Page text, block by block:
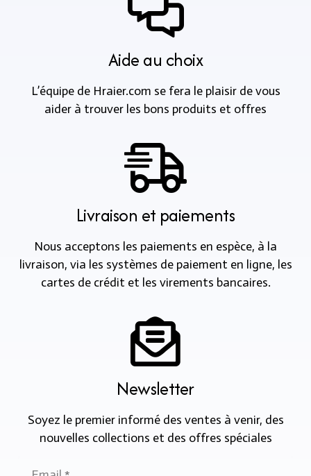
Aide au choix
L’équipe de Hraier.com se fera le plaisir de vous
aider à trouver les bons produits et offres
Livraison et paiements
Nous acceptons les paiements en espèce, à la
livraison, via les systèmes de paiement en ligne, les
cartes de crédit et les virements bancaires.
Newsletter
Soyez le premier informé des ventes à venir, des
nouvelles collections et des offres spéciales